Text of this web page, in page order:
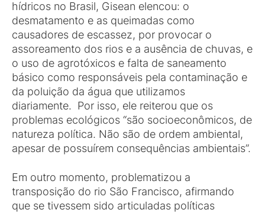
hídricos no Brasil, Gisean elencou: o
desmatamento e as queimadas como
causadores de escassez, por provocar o
assoreamento dos rios e a ausência de chuvas, e
o uso de agrotóxicos e falta de saneamento
básico como responsáveis pela contaminação e
da poluição da água que utilizamos
diariamente. Por isso, ele reiterou que os
problemas ecológicos “são socioeconômicos, de
natureza política. Não são de ordem ambiental,
apesar de possuírem consequências ambientais”.
Em outro momento, problematizou a
transposição do rio São Francisco, afirmando
que se tivessem sido articuladas políticas